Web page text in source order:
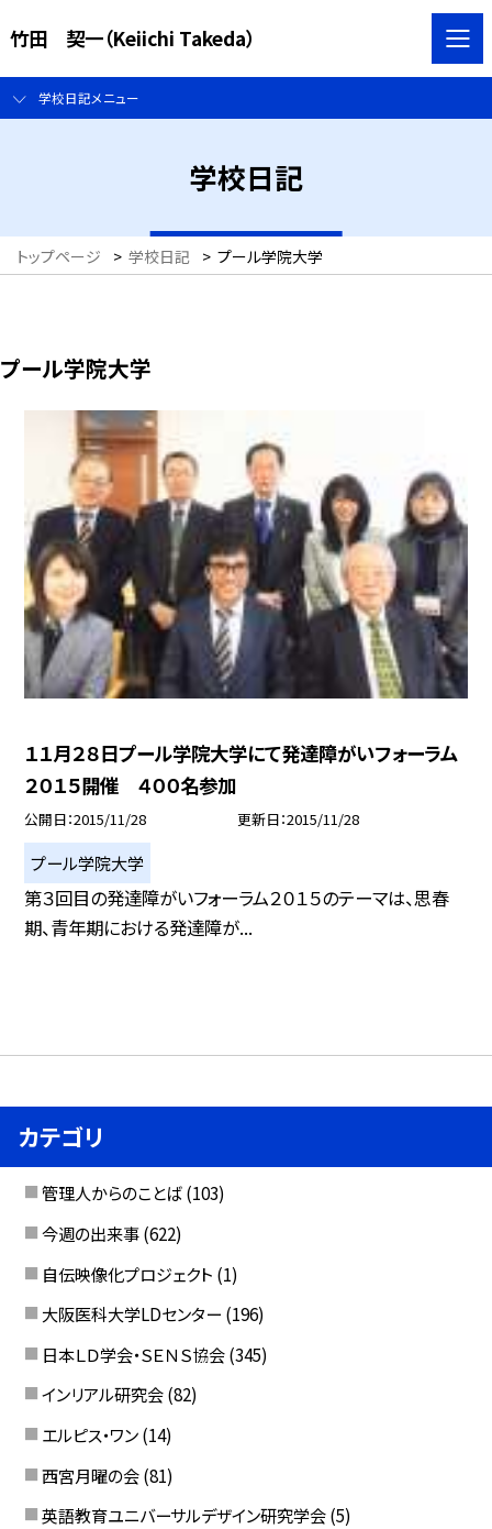
竹田 契一（Keiichi Takeda）
学校日記メニュー
学校日記
トップページ > 学校日記 > プール学院大学
プール学院大学
１１月２８日プール学院大学にて発達障がいフォーラム
２０１５開催 ４００名参加
公開日 2015/11/28 更新日 2015/11/28
プール学院大学
第３回目の発達障がいフォーラム２０１５のテーマは、思春
期、青年期における発達障が...
カテゴリ
管理人からのことば (103)
今週の出来事 (622)
自伝映像化プロジェクト (1)
大阪医科大学LDセンター (196)
日本ＬＤ学会・ＳＥＮＳ協会 (345)
インリアル研究会 (82)
エルピス・ワン (14)
西宮月曜の会 (81)
英語教育ユニバーサルデザイン研究学会 (5)